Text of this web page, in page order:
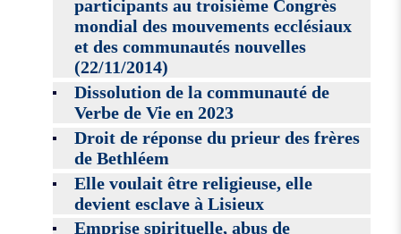
participants au troisième Congrès
mondial des mouvements ecclésiaux
et des communautés nouvelles
(22/11/2014)
Dissolution de la communauté de
Verbe de Vie en 2023
Droit de réponse du prieur des frères
de Bethléem
Elle voulait être religieuse, elle
devient esclave à Lisieux
Emprise spirituelle, abus de